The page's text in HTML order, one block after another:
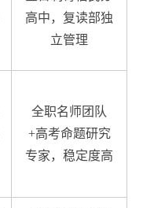
高中，复读部独
立管理
全职名师团队
+高考命题研究
专家，稳定度高